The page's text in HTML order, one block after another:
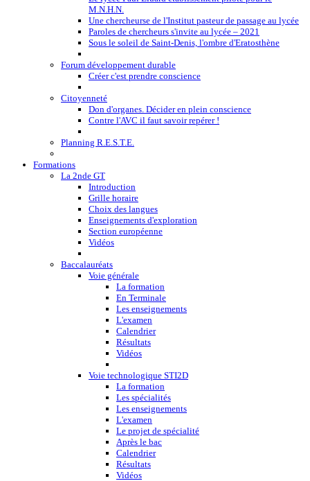
M.N.H.N.
Une chercheurse de l'Institut pasteur de passage au lycée
Paroles de chercheurs s'invite au lycée – 2021
Sous le soleil de Saint-Denis, l'ombre d'Eratosthène
Forum développement durable
Créer c'est prendre conscience
Citoyenneté
Don d'organes. Décider en plein conscience
Contre l'AVC il faut savoir repérer !
Planning R.E.S.T.E.
Formations
La 2nde GT
Introduction
Grille horaire
Choix des langues
Enseignements d'exploration
Section européenne
Vidéos
Baccalauréats
Voie générale
La formation
En Terminale
Les enseignements
L'examen
Calendrier
Résultats
Vidéos
Voie technologique STI2D
La formation
Les spécialités
Les enseignements
L'examen
Le projet de spécialité
Après le bac
Calendrier
Résultats
Vidéos